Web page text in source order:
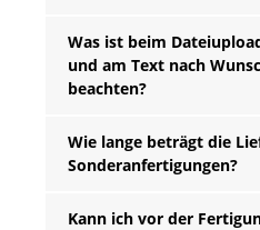
Was ist beim
und am Text nach
beachten?
Wie lange beträgt die
Sonderanfertigungen?
Kann ich vor der